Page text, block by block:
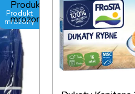
Produkt
mrożony